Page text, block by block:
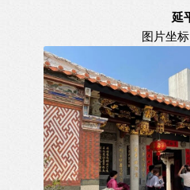
延
图片坐